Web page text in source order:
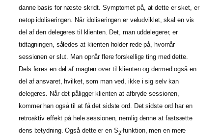
danne basis for næste skridt. Symptomet på, at dette er sket, er
netop idoliseringen. Når idoliseringen er veludviklet, skal en vis
del af den delegeres til klienten. Det, man uddelegerer, er
tidtagningen, således at klienten holder rede på, hvornår
sessionen er slut. Man opnår flere forskellige ting med dette.
Dels føres en del af magten over til klienten og dermed også en
del af ansvaret, hvilket, som man ved, ikke i sig selv kan
delegeres. Når det påligger klienten at afbryde sessionen,
kommer han også til at få det sidste ord. Det sidste ord har en
retroaktiv effekt på hele sessionen, nemlig denne at fastsætte
dens betydning. Også dette er en S2-funktion, men en mere